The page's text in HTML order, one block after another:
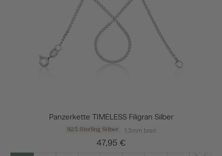
Panzerkette TIMELESS Filigran Silber
925 Sterling Silber 1,3mm breit
47,95 €